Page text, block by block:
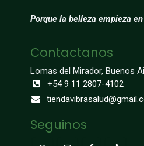
Porque la belleza empieza
Contactanos
Lomas del Mirador, Buenos
+54 9 11 2807-4102
Seguinos